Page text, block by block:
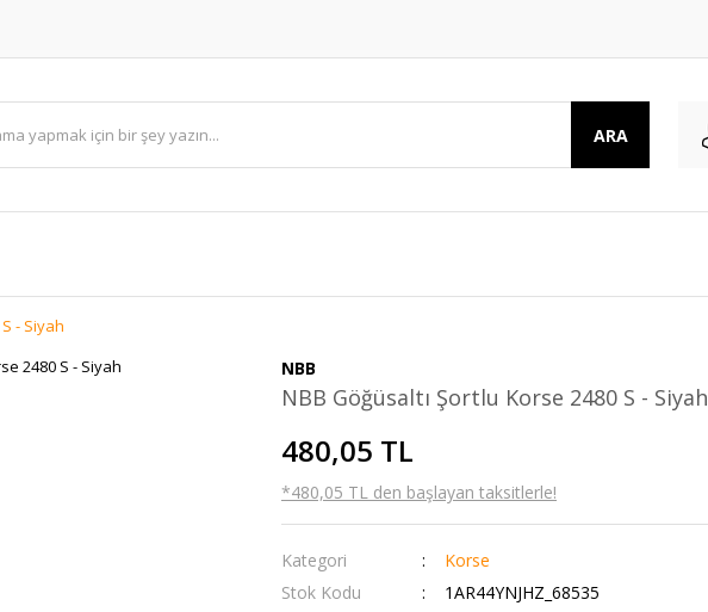
ARA
- Siyah
NBB
NBB Göğüsaltı Şortlu Korse 2480 S - Siyah
480,05 TL
*480,05 TL den başlayan taksitlerle!
Kategori
Korse
Stok Kodu
1AR44YNJHZ_68535